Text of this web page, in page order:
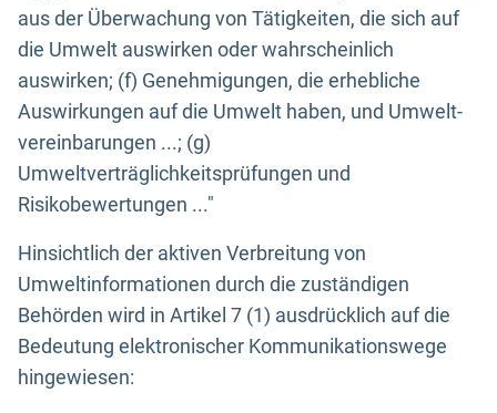
aus der Überwachung von Tätigkeiten, die sich auf
die Umwelt auswirken oder wahrscheinlich
auswirken; (f) Genehmigungen, die erhebliche
Auswirkungen auf die Umwelt haben, und Umwelt-
vereinbarungen ...; (g)
Umweltverträglichkeitsprüfungen und
Risikobewertungen ..."
Hinsichtlich der aktiven Verbreitung von
Umweltinformationen durch die zuständigen
Behörden wird in Artikel 7 (1) ausdrücklich auf die
Bedeutung elektronischer Kommunikationswege
hingewiesen: